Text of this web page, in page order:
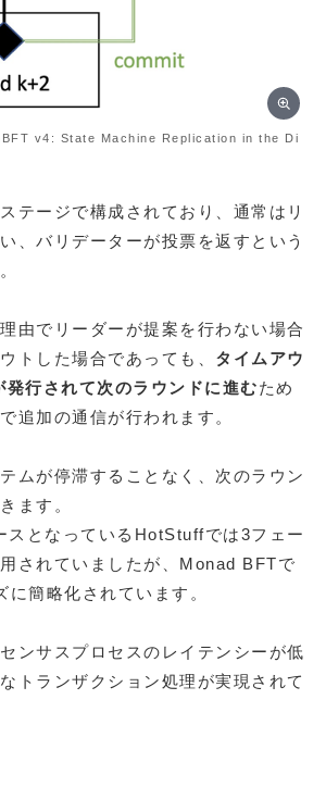
v4: State Machine Replication in the Di
テージで構成されており、通常はリ
、バリデーターが投票を返すという
由でリーダーが提案を行わない場合
トした場合であっても、 タイムアウ
発行されて次のラウンドに進むため
追加の通信が行われます。
ムが停滞することなく、次のラウン
ます。
スとなっているHotStuffでは3フェー
されていましたが、Monad BFTで
に簡略化されています。
ンサスプロセスのレイテンシーが低
トランザクション処理が実現されて